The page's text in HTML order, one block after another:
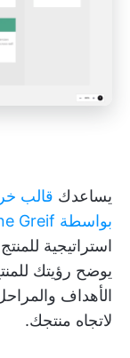
يساعدك
بواسطة Caterine Greif
استراتيجية
يوضح رؤيتك
الأهداف
لاتجاه منتجك.